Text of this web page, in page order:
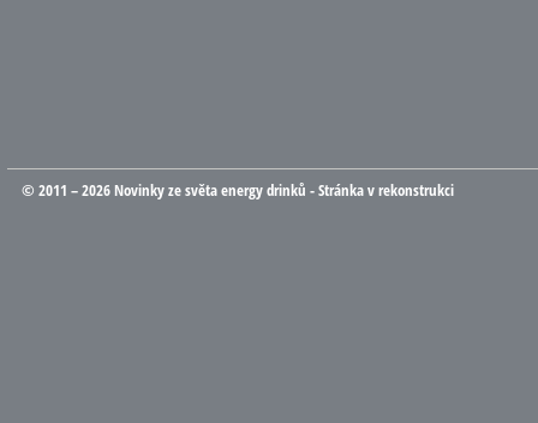
© 2011 – 2026 Novinky ze světa energy drinků - Stránka v rekonstrukci